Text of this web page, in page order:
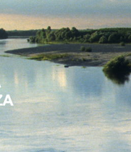
al
contenuto
principale